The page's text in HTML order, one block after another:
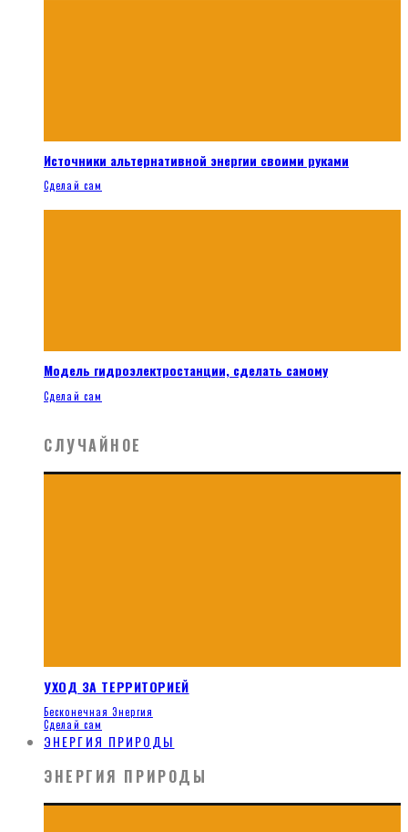
Источники альтернативной энергии своими руками
Сделай сам
Модель гидроэлектростанции, сделать самому
Сделай сам
СЛУЧАЙНОЕ
УХОД ЗА ТЕРРИТОРИЕЙ
Бесконечная Энергия
Сделай сам
ЭНЕРГИЯ ПРИРОДЫ
ЭНЕРГИЯ ПРИРОДЫ